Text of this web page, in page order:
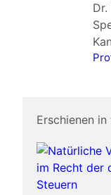
Erschienen